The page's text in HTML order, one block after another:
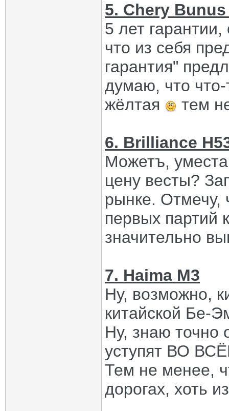
5. Chery
5 лет
что из себя
гарантия"
думаю, что что-
жёлтая
тем
6. Brilliance
Можетъ,
цену весты?
рынке. Отмечу,
первых партий
значительно
7. Haima M3
Ну, возможно,
китайской Бе-
Ну, знаю точно
уступят ВО
Тем не менее,
дорогах, хоть